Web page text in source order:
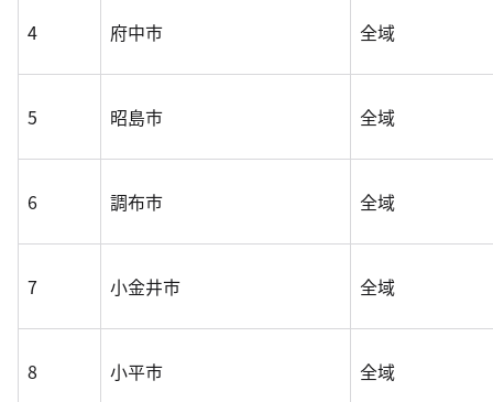
4 府中市 全域
5 昭島市 全域
6 調布市 全域
7 小金井市 全域
8 小平市 全域